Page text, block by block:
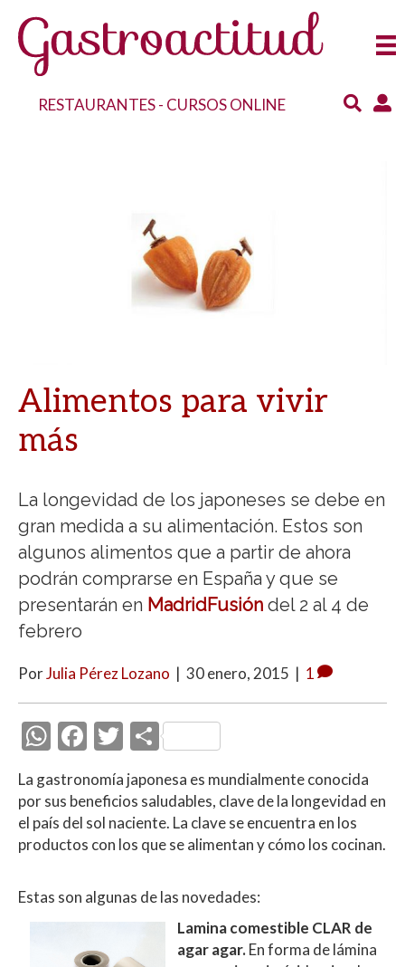
RESTAURANTES- CURSOS ONLINE
Alimentos para vivir
más
La longevidad de los japoneses se debe en
gran medida a su alimentación. Estos son
algunos alimentos que a partir de ahora
podrán comprarse en España y que se
presentarán en MadridFusión del 2 al 4 de
febrero
PorJulia Pérez Lozano | 30 enero, 2015 | 1
W
h
at
s
A
p
F
ac
e
b
o
k
T
w
itt
er
C
m
p
ar
r
La gastronomía japonesa es mundialmente conocida
por sus beneficios saludables, clave de la longevidad en
el país del sol naciente. La clave se encuentra en los
productos con los que se alimentan y cómo los cocinan.
Estas son algunas de las novedades:
Lamina comestible CLAR de
agar agar.En forma de lámina